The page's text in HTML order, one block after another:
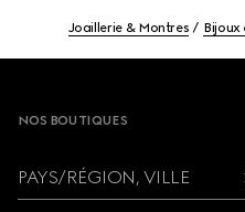
Joaillerie & Montres Bijoux
NOS BOUTIQUES
PAYS/RÉGION, VILLE